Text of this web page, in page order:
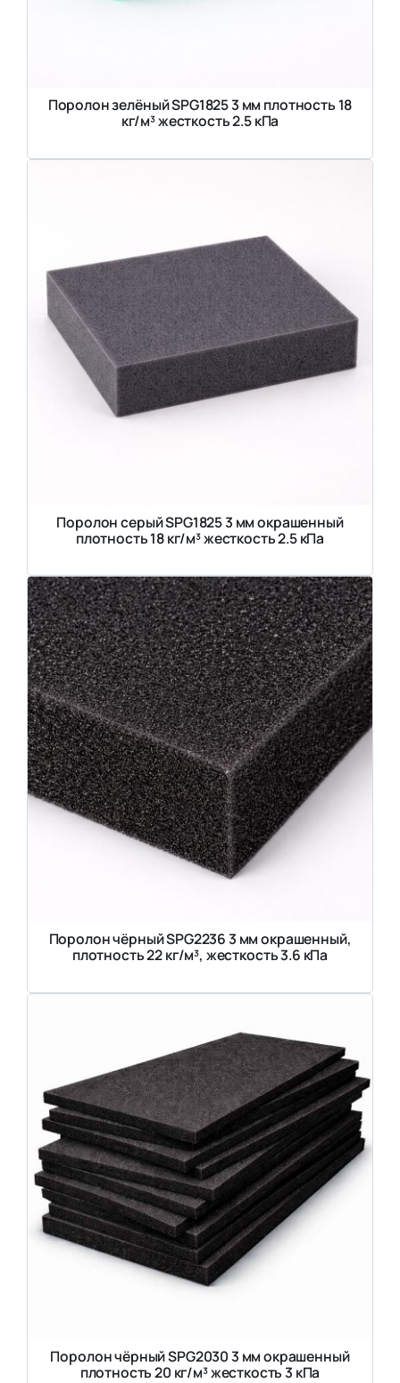
Поролон зелёный SPG1825 3 мм плотность 18
кг/м³ жесткость 2.5 кПа
Поролон серый SPG1825 3 мм окрашенный
плотность 18 кг/м³ жесткость 2.5 кПа
Поролон чёрный SPG2236 3 мм окрашенный,
плотность 22 кг/м³, жесткость 3.6 кПа
Поролон чёрный SPG2030 3 мм окрашенный
плотность 20 кг/м³ жесткость 3 кПа